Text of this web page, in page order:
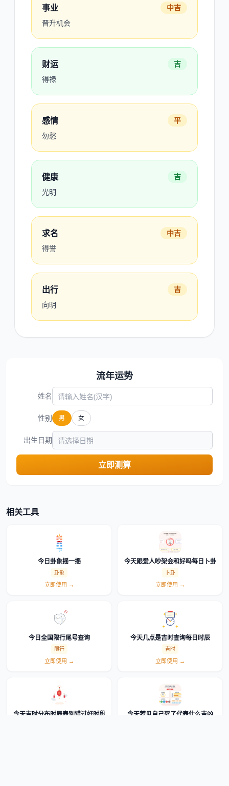
事业
中吉
晋升机会
财运
吉
得禄
感情
平
勿愁
健康
吉
光明
求名
中吉
得誉
出行
吉
向明
流年运势
姓名
性别 男 女
出生日期
立即测算
相关工具
今日卦象摇一摇
卦象
立即使用 →
今天跟爱人吵架会和好吗每日卜卦
卜卦
立即使用 →
今日全国限行尾号查询
限行
立即使用 →
今天几点是吉时查询每日时辰
吉时
立即使用 →
今天吉时分布时辰表别错过好时段 今天梦见自己死了代表什么吉凶